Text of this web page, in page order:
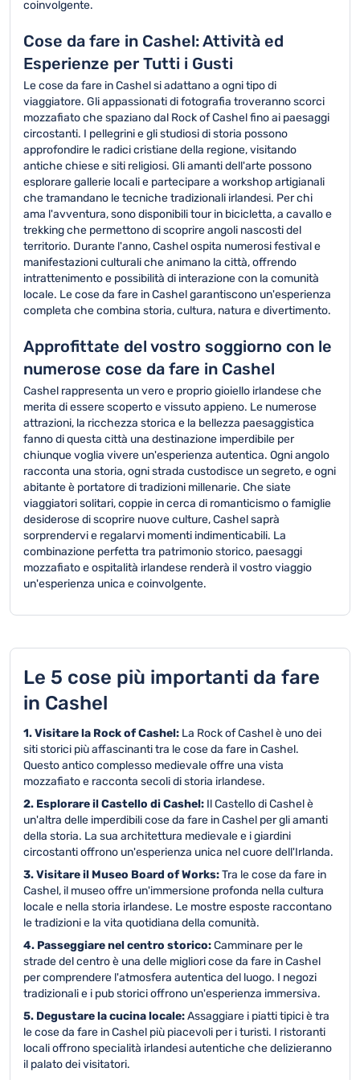
coinvolgente.
Cose da fare in Cashel: Attività ed
Esperienze per Tutti i Gusti
Le cose da fare in Cashel si adattano a ogni tipo di
viaggiatore. Gli appassionati di fotografia troveranno scorci
mozzafiato che spaziano dal Rock of Cashel fino ai paesaggi
circostanti. I pellegrini e gli studiosi di storia possono
approfondire le radici cristiane della regione, visitando
antiche chiese e siti religiosi. Gli amanti dell'arte possono
esplorare gallerie locali e partecipare a workshop artigianali
che tramandano le tecniche tradizionali irlandesi. Per chi
ama l'avventura, sono disponibili tour in bicicletta, a cavallo e
trekking che permettono di scoprire angoli nascosti del
territorio. Durante l'anno, Cashel ospita numerosi festival e
manifestazioni culturali che animano la città, offrendo
intrattenimento e possibilità di interazione con la comunità
locale. Le cose da fare in Cashel garantiscono un'esperienza
completa che combina storia, cultura, natura e divertimento.
Approfittate del vostro soggiorno con le
numerose cose da fare in Cashel
Cashel rappresenta un vero e proprio gioiello irlandese che
merita di essere scoperto e vissuto appieno. Le numerose
attrazioni, la ricchezza storica e la bellezza paesaggistica
fanno di questa città una destinazione imperdibile per
chiunque voglia vivere un'esperienza autentica. Ogni angolo
racconta una storia, ogni strada custodisce un segreto, e ogni
abitante è portatore di tradizioni millenarie. Che siate
viaggiatori solitari, coppie in cerca di romanticismo o famiglie
desiderose di scoprire nuove culture, Cashel saprà
sorprendervi e regalarvi momenti indimenticabili. La
combinazione perfetta tra patrimonio storico, paesaggi
mozzafiato e ospitalità irlandese renderà il vostro viaggio
un'esperienza unica e coinvolgente.
Le 5 cose più importanti da fare
in Cashel
1. Visitare la Rock of Cashel: La Rock of Cashel è uno dei
siti storici più affascinanti tra le cose da fare in Cashel.
Questo antico complesso medievale offre una vista
mozzafiato e racconta secoli di storia irlandese.
2. Esplorare il Castello di Cashel: Il Castello di Cashel è
un'altra delle imperdibili cose da fare in Cashel per gli amanti
della storia. La sua architettura medievale e i giardini
circostanti offrono un'esperienza unica nel cuore dell'Irlanda.
3. Visitare il Museo Board of Works:Tra le cose da fare in
Cashel, il museo offre un'immersione profonda nella cultura
locale e nella storia irlandese. Le mostre esposte raccontano
le tradizioni e la vita quotidiana della comunità.
4. Passeggiare nel centro storico:Camminare per le
strade del centro è una delle migliori cose da fare in Cashel
per comprendere l'atmosfera autentica del luogo. I negozi
tradizionali e i pub storici offrono un'esperienza immersiva.
5. Degustare la cucina locale:Assaggiare i piatti tipici è tra
le cose da fare in Cashel più piacevoli per i turisti. I ristoranti
locali offrono specialità irlandesi autentiche che delizieranno
il palato dei visitatori.